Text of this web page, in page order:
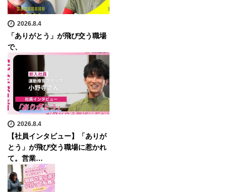
2026.8.4
「ありがとう」が飛び交う職場
で、
2026.8.4
【社員インタビュー】「ありが
とう」が飛び交う職場に惹かれ
て。営業…